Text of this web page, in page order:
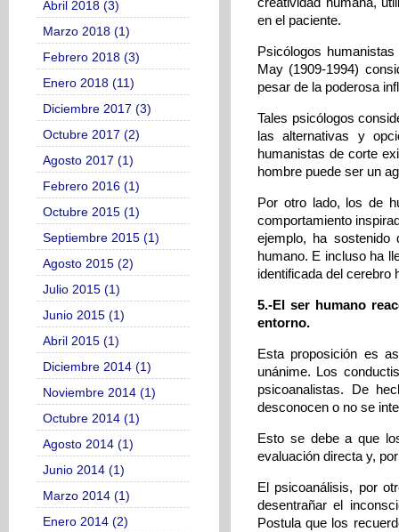
Abril 2018 (3)
Marzo 2018 (1)
Febrero 2018 (3)
Enero 2018 (11)
Diciembre 2017 (3)
Octubre 2017 (2)
Agosto 2017 (1)
Febrero 2016 (1)
Octubre 2015 (1)
Septiembre 2015 (1)
Agosto 2015 (2)
Julio 2015 (1)
Junio 2015 (1)
Abril 2015 (1)
Diciembre 2014 (1)
Noviembre 2014 (1)
Octubre 2014 (1)
Agosto 2014 (1)
Junio 2014 (1)
Marzo 2014 (1)
Enero 2014 (2)
en el paciente.
Psicólogos
May (1909-1994)
pesar de la poderosa
Tales psicólogos
las alternativas y
humanistas de corte
hombre puede ser un
Por otro lado, los de
comportamiento
ejemplo, ha
humano. E incluso ha
identificada del cerebro
5.-El ser humano
entorno.
Esta proposición es
unánime. Los
psicoanalistas. De
desconocen o no se
Esto se debe a que
evaluación directa y,
El psicoanálisis, por
desentrañar el
Postula que los